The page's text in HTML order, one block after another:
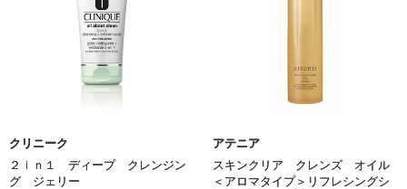
クリニーク
２ｉｎ１ ディープ クレンジン
グ ジェリー
アテニア
スキンクリア クレンズ オイル
＜アロマタイプ＞リフレシングシ